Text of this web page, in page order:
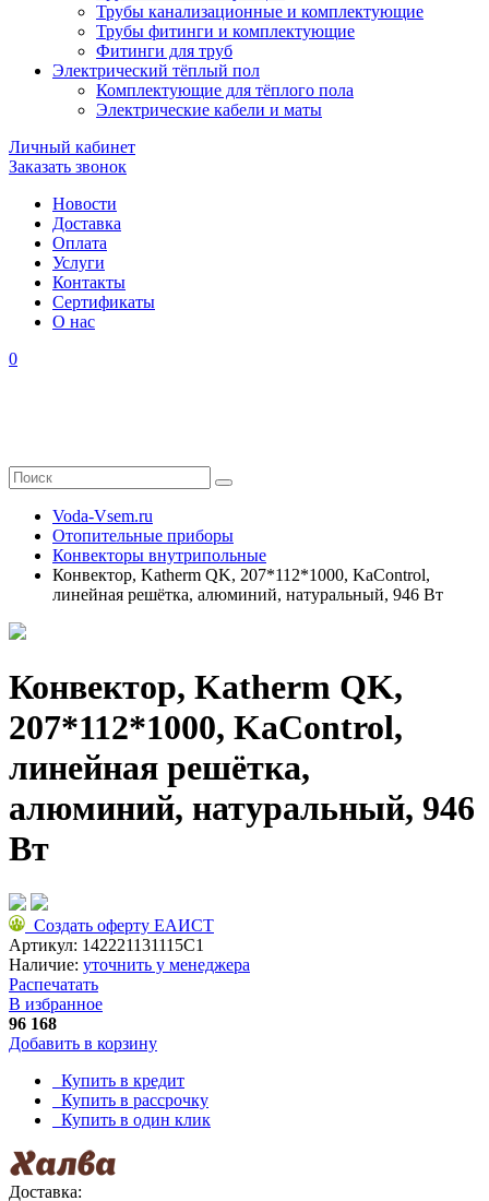
Трубы канализационные и комплектующие
Трубы фитинги и комплектующие
Фитинги для труб
Электрический тёплый пол
Комплектующие для тёплого пола
Электрические кабели и маты
Личный кабинет
Заказать звонок
Новости
Доставка
Оплата
Услуги
Контакты
Cертификаты
О нас
0
Voda-Vsem.ru
Отопительные приборы
Конвекторы внутрипольные
Конвектор, Katherm QK, 207*112*1000, KaControl,
линейная решётка, алюминий, натуральный, 946 Вт
Конвектор, Katherm QK,
207*112*1000, KaControl,
линейная решётка,
алюминий, натуральный, 946
Вт
Создать оферту ЕАИСТ
Артикул: 142221131115C1
Наличие: уточнить у менеджера
Распечатать
В избранное
96 168
Добавить в корзину
Купить в кредит
Купить в рассрочку
Купить в один клик
Доставка: